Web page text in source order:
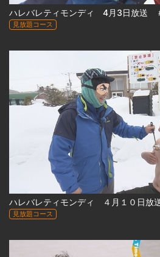
見放題コース
見放題コース